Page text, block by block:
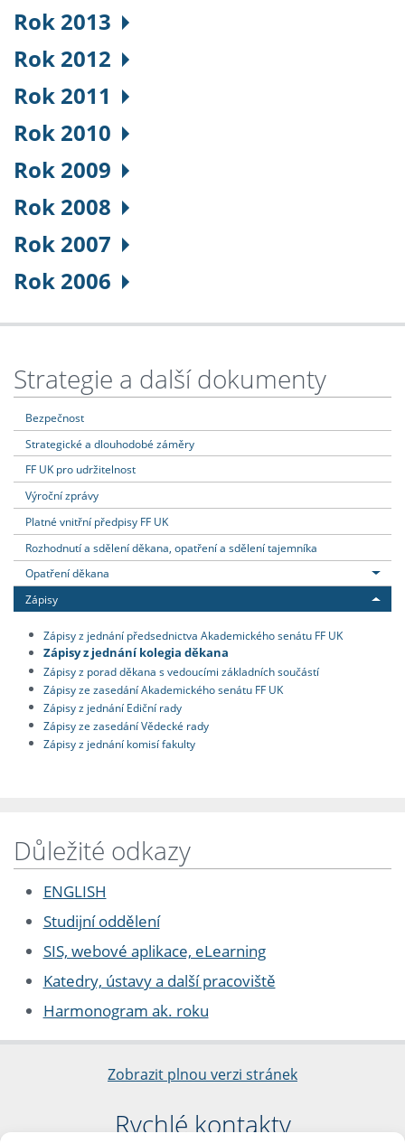
Rok 2013
Rok 2012
Rok 2011
Rok 2010
Rok 2009
Rok 2008
Rok 2007
Rok 2006
Strategie a další dokumenty
Bezpečnost
Strategické a dlouhodobé záměry
FF UK pro udržitelnost
Výroční zprávy
Platné vnitřní předpisy FF UK
Rozhodnutí a sdělení děkana, opatření a sdělení tajemníka
Opatření děkana
Zápisy
Zápisy z jednání předsednictva Akademického senátu FF UK
Zápisy z jednání kolegia děkana
Zápisy z porad děkana s vedoucími základních součástí
Zápisy ze zasedání Akademického senátu FF UK
Zápisy z jednání Ediční rady
Zápisy ze zasedání Vědecké rady
Zápisy z jednání komisí fakulty
Důležité odkazy
ENGLISH
Studijní oddělení
SIS, webové aplikace, eLearning
Katedry, ústavy a další pracoviště
Harmonogram ak. roku
Zobrazit plnou verzi stránek
Rychlé kontakty